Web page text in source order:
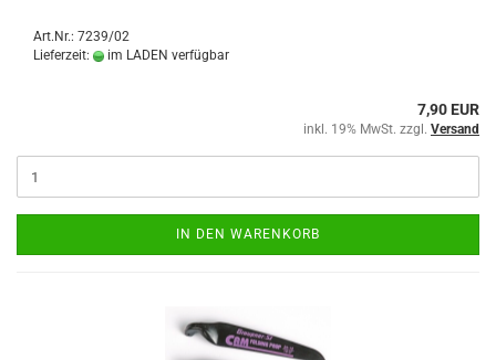
Art.Nr.: 7239/02
Lieferzeit:
im LADEN verfügbar
7,90 EUR
inkl. 19% MwSt. zzgl. Versand
IN DEN WARENKORB